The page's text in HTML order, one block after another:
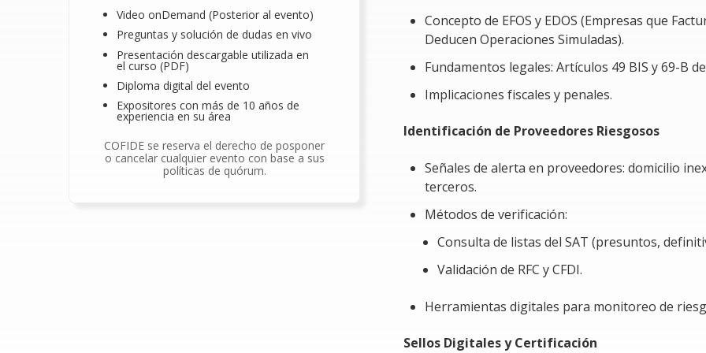
Video onDemand (Posterior al evento)
Preguntas y solución de dudas en vivo
Presentación descargable utilizada en
el curso (PDF)
Diploma digital del evento
Expositores con más de 10 años de
experiencia en su área
COFIDE se reserva el derecho de posponer
o cancelar cualquier evento con base a sus
políticas de quórum.
llevar a la pérdida de deducciones, sanciones
En este curso podremos revisar ejemplos
comprender cómo se genera una factura
Concepto de EFOS y EDOS (Empresas que
Deducen Operaciones Simuladas).
Fundamentos legales: Artículos 49 BIS y 69-B
Implicaciones fiscales y penales.
Identificación de Proveedores Riesgosos
Señales de alerta en proveedores: domicilio
terceros.
Métodos de verificación:
Consulta de listas del SAT (presuntos,
Validación de RFC y CFDI.
Herramientas digitales para monitoreo de
Sellos Digitales y Certificación